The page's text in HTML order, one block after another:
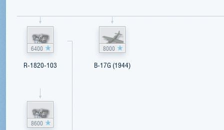
6400
R-1820-103
8600
8000
B-17G (1944)